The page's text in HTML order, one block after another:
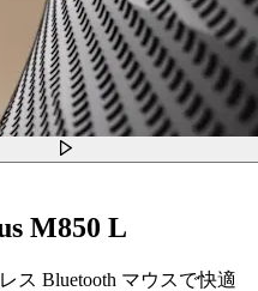
M850 L
ス Bluetooth マウスで快適